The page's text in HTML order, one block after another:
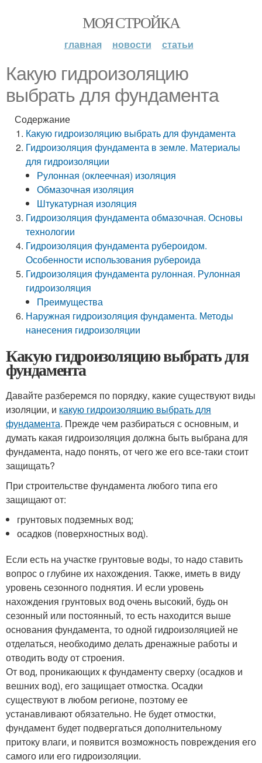
МОЯ СТРОЙКА
главная новости статьи
Какую гидроизоляцию
выбрать для фундамента
Содержание
Какую гидроизоляцию выбрать для фундамента
Гидроизоляция фундамента в земле. Материалы
для гидроизоляции
Рулонная (оклеечная) изоляция
Обмазочная изоляция
Штукатурная изоляция
Гидроизоляция фундамента обмазочная. Основы
технологии
Гидроизоляция фундамента рубероидом.
Особенности использования рубероида
Гидроизоляция фундамента рулонная. Рулонная
гидроизоляция
Преимущества
Наружная гидроизоляция фундамента. Методы
нанесения гидроизоляции
Какую гидроизоляцию выбрать для
фундамента
Давайте разберемся по порядку, какие существуют виды
изоляции, и какую гидроизоляцию выбрать для
фундамента. Прежде чем разбираться с основным, и
думать какая гидроизоляция должна быть выбрана для
фундамента, надо понять, от чего же его все-таки стоит
защищать?
При строительстве фундамента любого типа его
защищают от:
грунтовых подземных вод;
осадков (поверхностных вод).
Если есть на участке грунтовые воды, то надо ставить
вопрос о глубине их нахождения. Также, иметь в виду
уровень сезонного поднятия. И если уровень
нахождения грунтовых вод очень высокий, будь он
сезонный или постоянный, то есть находится выше
основания фундамента, то одной гидроизоляцией не
отделаться, необходимо делать дренажные работы и
отводить воду от строения.
От вод, проникающих к фундаменту сверху (осадков и
вешних вод), его защищает отмостка. Осадки
существуют в любом регионе, поэтому ее
устанавливают обязательно. Не будет отмостки,
фундамент будет подвергаться дополнительному
притоку влаги, и появится возможность повреждения его
самого или его гидроизоляции.